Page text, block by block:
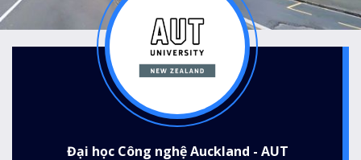
Đại học Công nghệ Auckland - AUT